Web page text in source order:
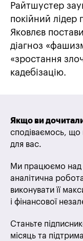
Райтшустер
покійний
Яковлєв
діагноз
«зростання
кадебізацію.
Якщо ви
сподіваємось, що
для вас.
Ми працюємо над
аналітична
виконувати її
і фінансової
Станьте
місяць та